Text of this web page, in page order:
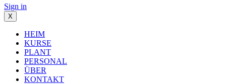
Sign in
X
HEIM
KURSE
PLANT
PERSONAL
ÜBER
KONTAKT